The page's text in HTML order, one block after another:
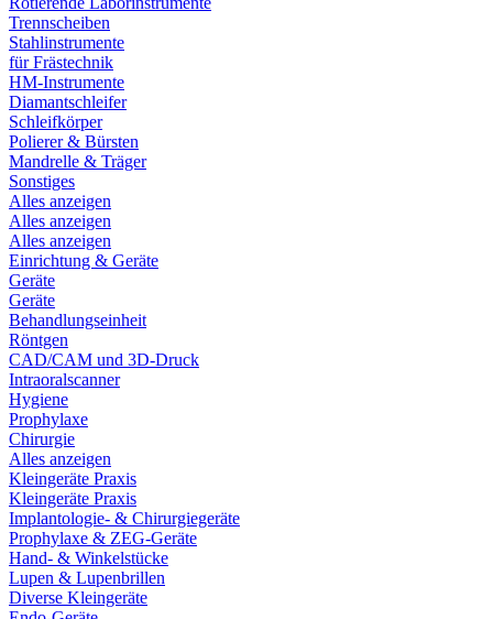
Trennscheiben
Stahlinstrumente
für Frästechnik
HM-Instrumente
Diamantschleifer
Schleifkörper
Polierer & Bürsten
Mandrelle & Träger
Sonstiges
Alles anzeigen
Alles anzeigen
Alles anzeigen
Einrichtung & Geräte
Geräte
Geräte
Behandlungseinheit
Röntgen
CAD/CAM und 3D-Druck
Intraoralscanner
Hygiene
Prophylaxe
Chirurgie
Alles anzeigen
Kleingeräte Praxis
Kleingeräte Praxis
Implantologie- & Chirurgiegeräte
Prophylaxe & ZEG-Geräte
Hand- & Winkelstücke
Lupen & Lupenbrillen
Diverse Kleingeräte